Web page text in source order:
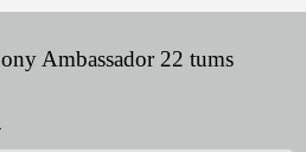
Ambassador 22 tums